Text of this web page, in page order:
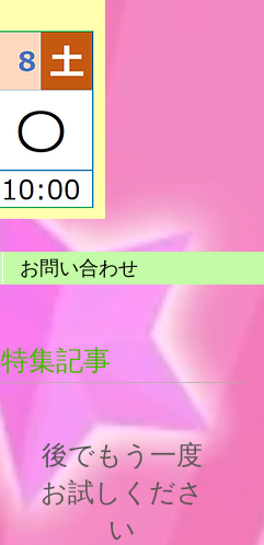
お問い合わせ
特集記事
後でもう一度
お試しくださ
い